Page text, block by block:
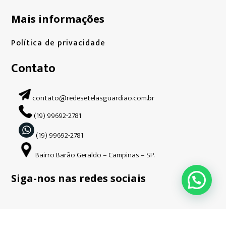
Mais informações
Política de privacidade
Contato
contato@redesetelasguardiao.com.br
(19) 99692-2781
(19) 99692-2781
Bairro Barão Geraldo – Campinas – SP.
Siga-nos nas redes sociais